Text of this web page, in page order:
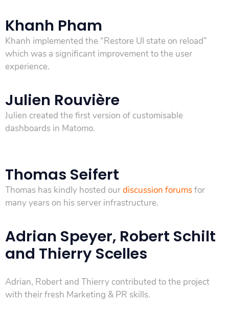
Khanh Pham
Khanh implemented the “Restore UI state on reload”
which was a significant improvement to the user
experience.
Julien Rouvière
Julien created the first version of customisable
dashboards in Matomo.
Thomas Seifert
Thomas has kindly hosted ourdiscussion forumsfor
many years on his server infrastructure.
Adrian Speyer, Robert Schilt
and Thierry Scelles
Adrian, Robert and Thierry contributed to the project
with their fresh Marketing & PR skills.